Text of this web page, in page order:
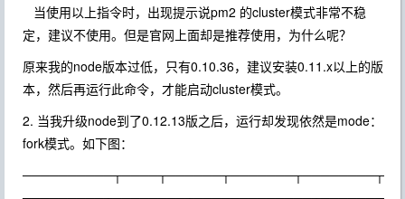
当使用以上指令时，出现提示说pm2 的cluster模式非常不稳
定，建议不使用。但是官网上面却是推荐使用，为什么呢？
原来我的node版本过低，只有0.10.36，建议安装0.11.x以上的版
本，然后再运行此命令，才能启动cluster模式。
2. 当我升级node到了0.12.13版之后，运行却发现依然是mode：
fork模式。如下图：
──────────┬────┬──────┬───────┬────────┬